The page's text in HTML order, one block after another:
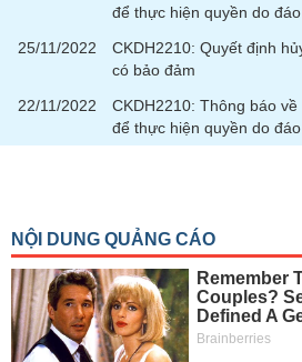
để thực hiện quyền do
25/11/2022
CKDH2210: Quyết định
có bảo đảm
22/11/2022
CKDH2210: Thông báo
để thực hiện quyền do
Người nội bộ Người
(-)
tác
giả
(-)
Báo
cáo